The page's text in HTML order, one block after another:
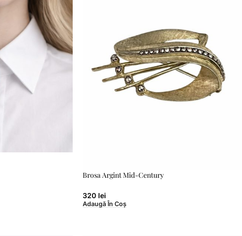
Brosa Argint Mid-Century
320 lei
Adaugă În Coș